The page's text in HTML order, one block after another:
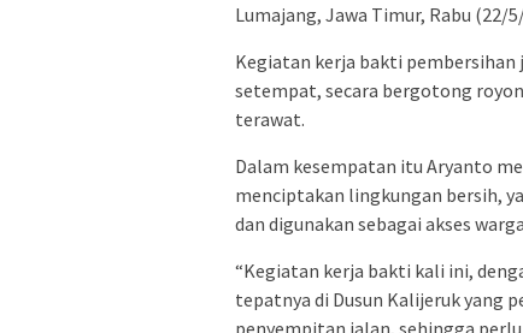
Lumajang, Jawa Timur, Rabu (22/
Kegiatan kerja bakti pembersihan
setempat, secara bergotong
terawat.
Dalam kesempatan itu Aryanto
menciptakan lingkungan bersih,
dan digunakan sebagai akses
“Kegiatan kerja bakti kali ini,
tepatnya di Dusun Kalijeruk yang